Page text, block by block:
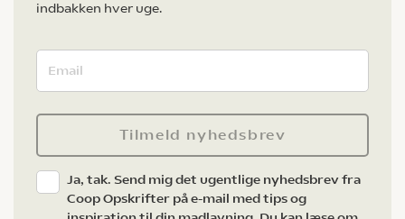
indbakken hver uge.
Tilmeld nyhedsbrev
Ja, tak. Send mig det ugentlige nyhedsbrev fra
Coop Opskrifter på e-mail med tips og